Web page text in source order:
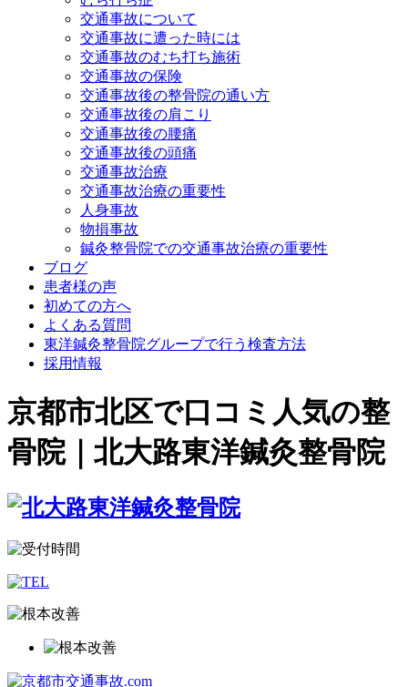
交通事故について
交通事故に遭った時には
交通事故のむち打ち施術
交通事故の保険
交通事故後の整骨院の通い方
交通事故後の肩こり
交通事故後の腰痛
交通事故後の頭痛
交通事故治療
交通事故治療の重要性
人身事故
物損事故
鍼灸整骨院での交通事故治療の重要性
ブログ
患者様の声
初めての方へ
よくある質問
東洋鍼灸整骨院グループで行う検査方法
採用情報
京都市北区で口コミ人気の整
骨院｜北大路東洋鍼灸整骨院